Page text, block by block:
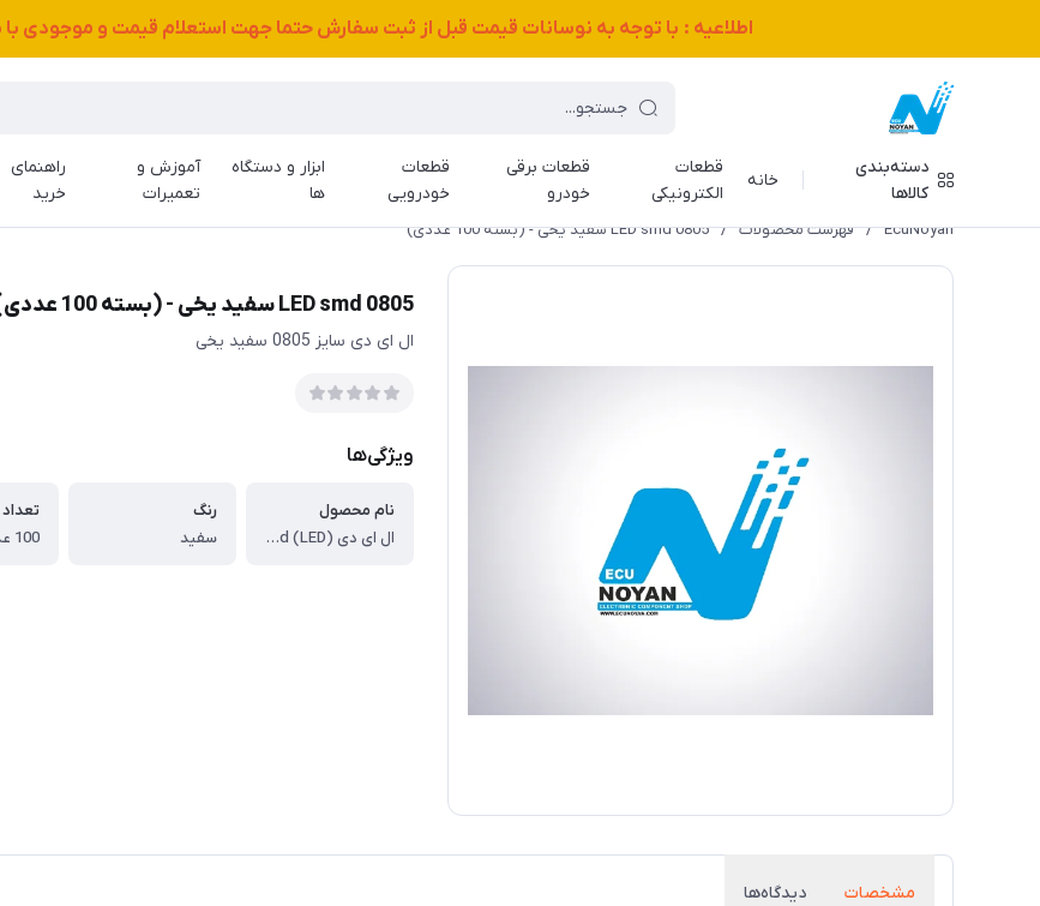
اطلاعیه : با توجه به نوسانات قیمت قبل از ثبت سفارش حتما جهت استعلام قیمت و موجودی با
دسته‌بندی
کالاها
خانه
قطعات
الکترونیکی
قطعات برقی
خودرو
قطعات
خودرویی
ابزار و دستگاه
ها
آموزش و
تعمیرات
راهنمای
خرید
EcuNoyan
/ فهرست محصولات / LED smd 0805 سفید یخی - (بسته 100 عددی)
LED smd 0805 سفید یخی - (بسته 100 عددی)
ال ای دی سایز 0805 سفید یخی
ویژگی‌ها
نام محصول
ال ای دی (LED) smd سایز 0805
رنگ
سفید
تعداد
100 عدد
مشخصات دیدگاه‌ها